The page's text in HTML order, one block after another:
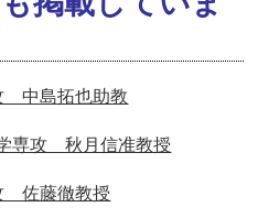
中島拓也助教
専攻 秋月信准教授
佐藤徹教授